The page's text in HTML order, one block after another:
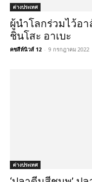
ต่างประเทศ
ผู้นำโลกร่วมไว้อ
ชินโสะ อาเบะ
คชสีห์นิวส์ 12 - 9 กรกฎาคม 2022
ต่างประเทศ